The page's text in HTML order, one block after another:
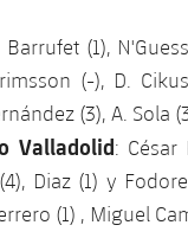
Barrufet (1),
(-), D.
(3), A. Sola
Valladolid: César
Diaz (1) y
(1) , Miguel